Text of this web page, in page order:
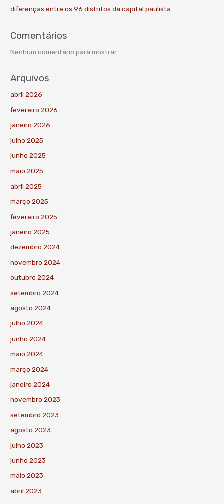
diferenças entre os 96 distritos da capital paulista
Comentários
Nenhum comentário para mostrar.
Arquivos
abril 2026
fevereiro 2026
janeiro 2026
julho 2025
junho 2025
maio 2025
abril 2025
março 2025
fevereiro 2025
janeiro 2025
dezembro 2024
novembro 2024
outubro 2024
setembro 2024
agosto 2024
julho 2024
junho 2024
maio 2024
março 2024
janeiro 2024
novembro 2023
setembro 2023
agosto 2023
julho 2023
junho 2023
maio 2023
abril 2023